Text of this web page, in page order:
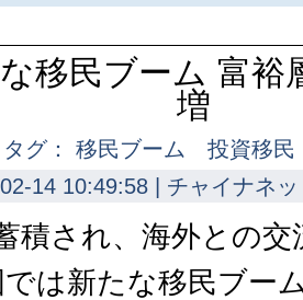
移民ブーム 富裕
増
タグ： 移民ブーム 投資移
14 10:49:58 | チャイナネ
積され、海外との
は新たな移民ブー